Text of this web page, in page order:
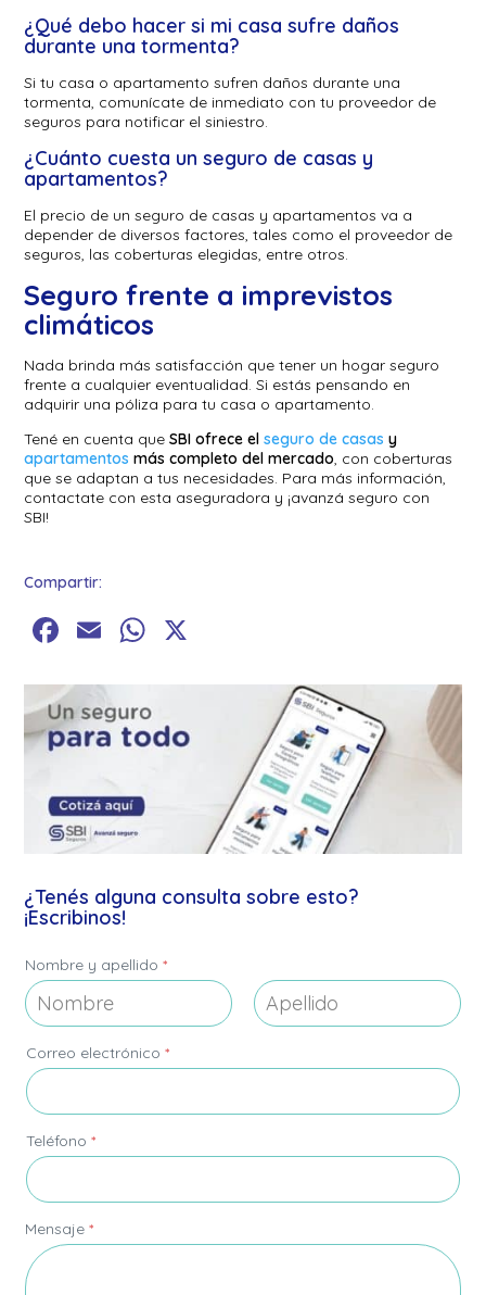
¿Qué debo hacer si mi casa sufre daños
durante una tormenta?
Si tu casa o apartamento sufren daños durante una
tormenta, comunícate de inmediato con tu proveedor de
seguros para notificar el siniestro.
¿Cuánto cuesta un seguro de casas y
apartamentos?
El precio de un seguro de casas y apartamentos va a
depender de diversos factores, tales como el proveedor de
seguros, las coberturas elegidas, entre otros.
Seguro frente a imprevistos
climáticos
Nada brinda más satisfacción que tener un hogar seguro
frente a cualquier eventualidad. Si estás pensando en
adquirir una póliza para tu casa o apartamento.
Tené en cuenta queSBI ofrece elseguro de casas y
apartamentos más completo del mercado , con coberturas
que se adaptan a tus necesidades. Para más información,
contactate con esta aseguradora y ¡avanzá seguro con
SBI!
Compartir:
Facebook
EmailWhatsApp
¿Tenés alguna consulta sobre esto?
¡Escribinos!
Nombre y apellido*
o
r
r
o
a
p
e
l
d
Correo electrónico*
Teléfono*
Mensaje*